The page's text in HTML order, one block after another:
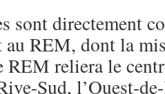
sont directement
REM, dont la
REM reliera le
Sud, l’Ouest-